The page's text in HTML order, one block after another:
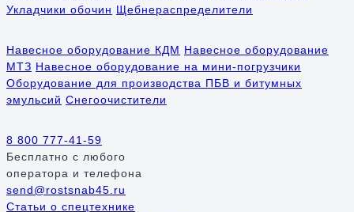
Укладчики обочин Щебнераспределители
Навесное оборудование КДМ Навесное оборудование
МТЗ Навесное оборудование на мини-погрузчики
Оборудование для производства ПБВ и битумных
эмульсий Снегоочистители
8 800 777-41-59
Бесплатно с любого
оператора и телефона
send@rostsnab45.ru
Статьи о спецтехнике